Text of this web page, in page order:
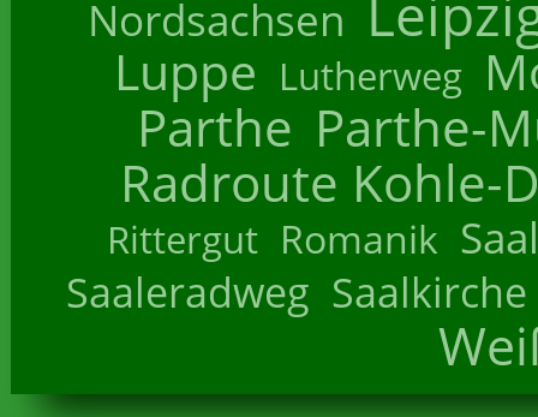
Nordsachsen
Luppe Lutherweg
Parthe Parthe-
Radroute Kohle-
Rittergut Romanik
Saaleradweg Saalkirche